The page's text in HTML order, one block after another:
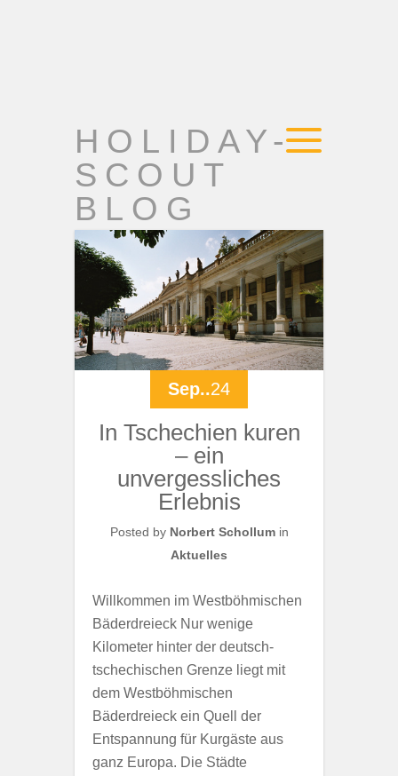
HOLIDAY-
SCOUT
BLOG
Sep..24
In Tschechien kuren
– ein
unvergessliches
Erlebnis
Posted by Norbert Schollumin
Aktuelles
Willkommen im Westböhmischen
Bäderdreieck Nur wenige
Kilometer hinter der deutsch-
tschechischen Grenze liegt mit
dem Westböhmischen
Bäderdreieck ein Quell der
Entspannung für Kurgäste aus
ganz Europa. Die Städte